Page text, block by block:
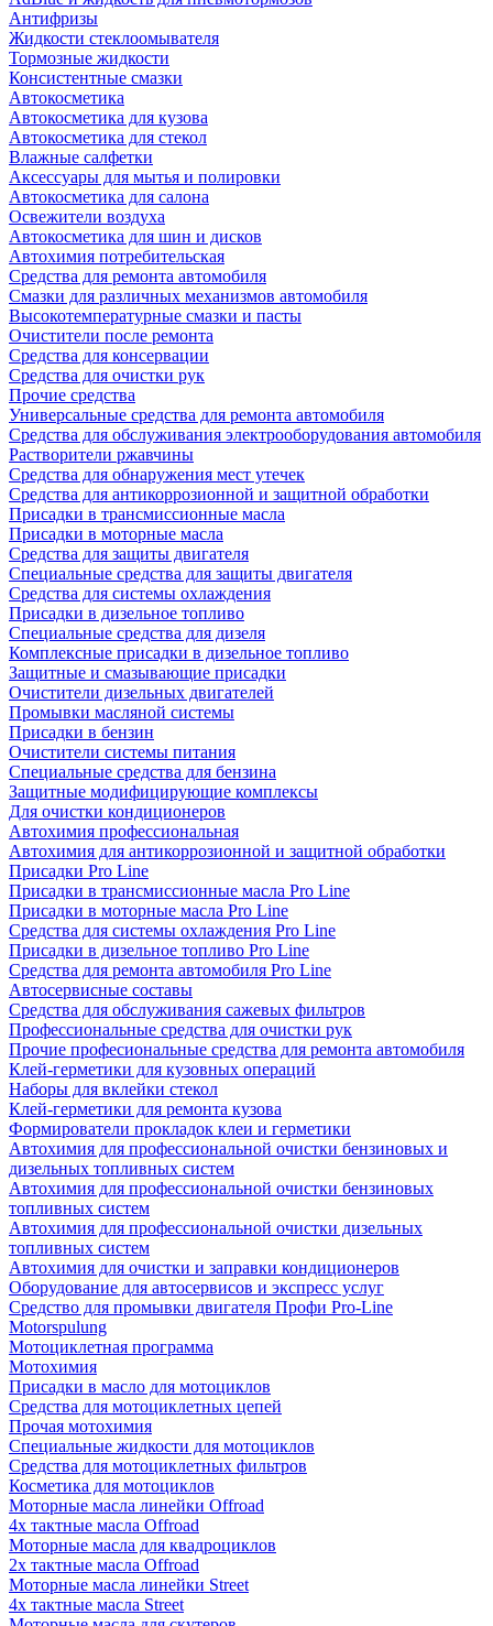
Антифризы
Жидкости стеклоомывателя
Тормозные жидкости
Консистентные смазки
Автокосметика
Автокосметика для кузова
Автокосметика для стекол
Влажные салфетки
Аксессуары для мытья и полировки
Автокосметика для салона
Освежители воздуха
Автокосметика для шин и дисков
Автохимия потребительская
Средства для ремонта автомобиля
Смазки для различных механизмов автомобиля
Высокотемпературные смазки и пасты
Очистители после ремонта
Средства для консервации
Средства для очистки рук
Прочие средства
Универсальные средства для ремонта автомобиля
Средства для обслуживания электрооборудования автомобиля
Растворители ржавчины
Средства для обнаружения мест утечек
Средства для антикоррозионной и защитной обработки
Присадки в трансмиссионные масла
Присадки в моторные масла
Средства для защиты двигателя
Специальныe средства для защиты двигателя
Средства для системы охлаждения
Присадки в дизельное топливо
Спeциальные средства для дизеля
Комплексные присадки в дизельное топливо
Защитные и смазывающие присадки
Очистители дизельных двигателей
Промывки масляной системы
Присадки в бензин
Очистители системы питания
Специальные срeдства для бензина
Защитные модифицирующие комплексы
Для очистки кондиционеров
Автохимия профессиональная
Автохимия для антикоррозионной и защитной обработки
Присадки Pro Line
Присадки в трансмиссионные масла Pro Line
Присадки в моторные масла Pro Line
Средства для системы охлаждения Pro Line
Присадки в дизельное топливо Pro Line
Средства для ремонта автомобиля Pro Line
Автосервисные составы
Средства для обслуживания сажевых фильтров
Профессиональные средства для очистки рук
Прочие професиональные средства для ремонта автомобиля
Клей-герметики для кузовных операций
Наборы для вклейки стекол
Клей-герметики для ремонта кузова
Формирователи прокладок клеи и герметики
Автохимия для профессиональной очистки бензиновых и
дизельных топливных систем
Автохимия для профессиональной очистки бензиновых
топливных систем
Автохимия для профессиональной очистки дизельных
топливных систем
Автохимия для очистки и заправки кондиционеров
Оборудование для автосервисов и экспресс услуг
Средство для промывки двигателя Профи Pro-Line
Motorspulung
Мотоциклетная программа
Мотохимия
Присадки в масло для мотоциклов
Средства для мотоциклетных цепей
Прочая мотохимия
Специальные жидкости для мотоциклов
Средства для мотоциклетных фильтров
Косметика для мотоциклов
Моторные масла линейки Offroad
4х тактные масла Offroad
Моторные масла для квадроциклов
2х тактные масла Offroad
Моторные масла линейки Street
4х тактные масла Street